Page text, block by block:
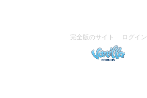
完全版のサイト ログイン